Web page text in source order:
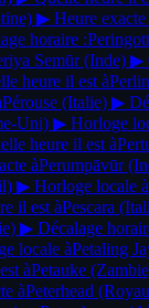
▶ Heure exacte
horaire :
Semūr(Inde) ▶
heure il est à
Pérouse (Italie) ▶
Uni) ▶ Horloge
heure il est à
àPerumpāvūr
▶ Horloge locale à
il est àPescara
▶ Décalage
locale àPetaling
àPetauke
àPeterhead